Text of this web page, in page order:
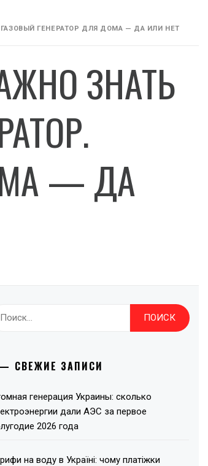
ГЕНЕРАТОР ДЛЯ ДОМА — ДА ИЛИ НЕТ
ЗНАТЬ
— ДА
СВЕЖИЕ ЗАПИСИ
генерация Украины: сколько
дали АЭС за первое
2026 года
на воду в Україні: чому платіжки